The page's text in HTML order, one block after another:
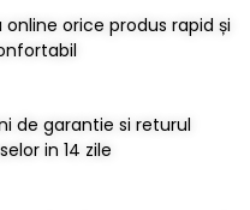
care se vede zi de
Baie
orice produs rapid și
de garantie si returul
in 14 zile